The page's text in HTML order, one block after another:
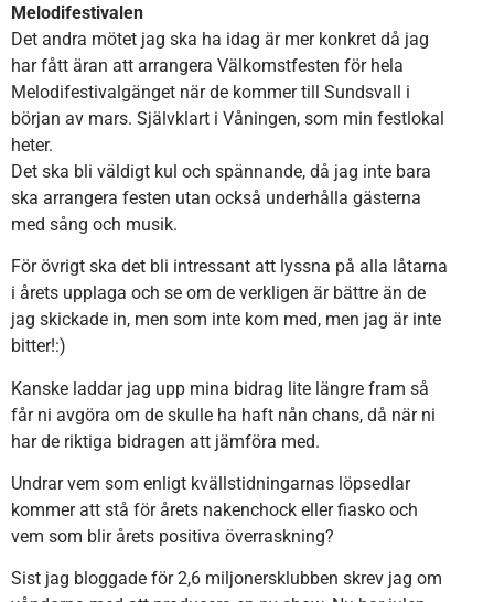
Melodifestivalen
Det andra mötet jag ska ha idag är mer konkret då jag
har fått äran att arrangera Välkomstfesten för hela
Melodifestivalgänget när de kommer till Sundsvall i
början av mars. Självklart i Våningen, som min festlokal
heter.
Det ska bli väldigt kul och spännande, då jag inte bara
ska arrangera festen utan också underhålla gästerna
med sång och musik.
För övrigt ska det bli intressant att lyssna på alla låtarna
i årets upplaga och se om de verkligen är bättre än de
jag skickade in, men som inte kom med, men jag är inte
bitter!:)
Kanske laddar jag upp mina bidrag lite längre fram så
får ni avgöra om de skulle ha haft nån chans, då när ni
har de riktiga bidragen att jämföra med.
Undrar vem som enligt kvällstidningarnas löpsedlar
kommer att stå för årets nakenchock eller fiasko och
vem som blir årets positiva överraskning?
Sist jag bloggade för 2,6 miljonersklubben skrev jag om